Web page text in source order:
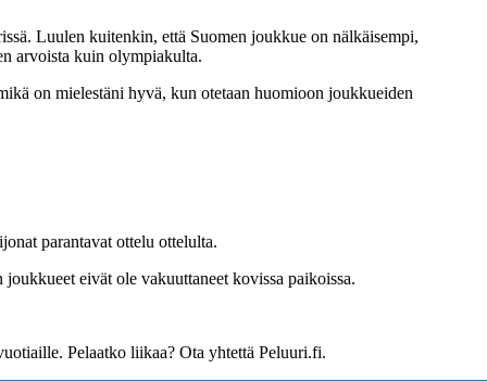
Luulen kuitenkin, että Suomen joukkue on nälkäisempi,
arvoista kuin olympiakulta.
on mielestäni hyvä, kun otetaan huomioon joukkueiden
parantavat ottelu ottelulta.
eivät ole vakuuttaneet kovissa paikoissa.
Pelaatko liikaa? Ota yhtettä Peluuri.fi.